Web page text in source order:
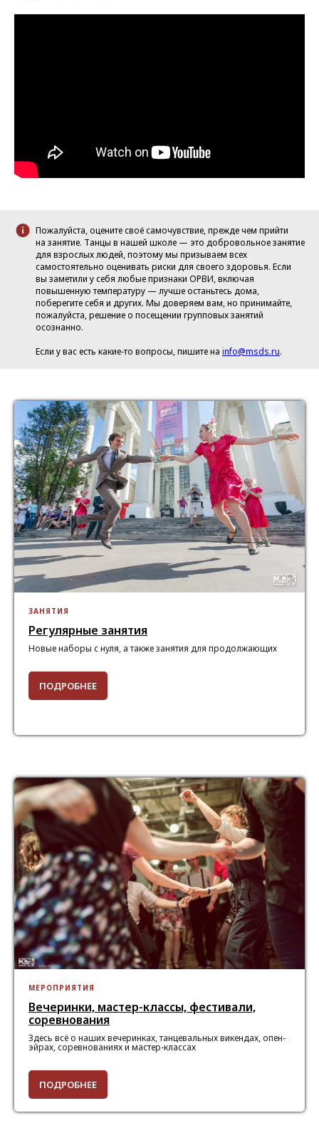
Пожалуйста, оцените своё самочувствие, прежде чем прийти
на занятие. Танцы в нашей школе — это добровольное занятие
для взрослых людей, поэтому мы призываем всех
самостоятельно оценивать риски для своего здоровья. Если
вы заметили у себя любые признаки ОРВИ, включая
повышенную температуру — лучше останьтесь дома,
поберегите себя и других. Мы доверяем вам, но принимайте,
пожалуйста, решение о посещении групповых занятий
осознанно.
Если у вас есть какие-то вопросы, пишите на info@msds.ru.
ЗАНЯТИЯ
Регулярные занятия
Новые наборы с нуля, а также занятия для продолжающих
ПОДРОБНЕЕ
МЕРОПРИЯТИЯ
Вечеринки, мастер-классы, фестивали,
соревнования
Здесь всё о наших вечеринках, танцевальных викендах, опен-
эйрах, соревнованиях и мастер-классах
ПОДРОБНЕЕ